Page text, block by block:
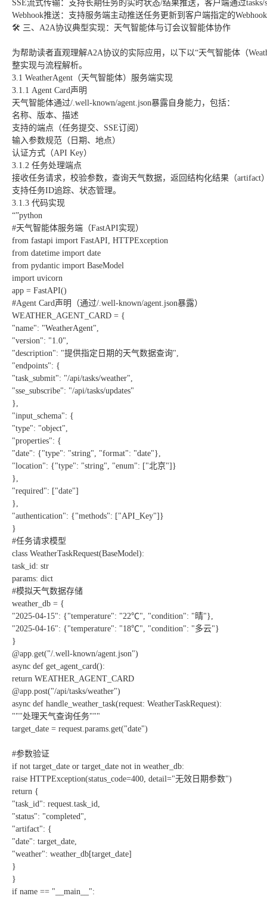
SSE流式传输：支持长期任务的实时状态/结果推送，客户端通过
Webhook推送：支持服务端主动推送任务更新到客户端指定的
🛠️ 三、A2A协议典型实现：天气智能体与订会议智能体协作
为帮助读者直观理解A2A协议的实际应用，以下以“天气智能体（
整实现与流程解析。
3.1 WeatherAgent（天气智能体）服务端实现
3.1.1 Agent Card声明
天气智能体通过/.well-known/agent.json暴露自身能力，包括：
名称、版本、描述
支持的端点（任务提交、SSE订阅）
输入参数规范（日期、地点）
认证方式（API Key）
3.1.2 任务处理端点
接收任务请求，校验参数，查询天气数据，返回结构化结果（artifact
支持任务ID追踪、状态管理。
3.1.3 代码实现
“”python
#天气智能体服务端（FastAPI实现）
from fastapi import FastAPI, HTTPException
from datetime import date
from pydantic import BaseModel
import uvicorn
app = FastAPI()
#Agent Card声明（通过/.well-known/agent.json暴露）
WEATHER_AGENT_CARD = {
"name": "WeatherAgent",
"version": "1.0",
"description": "提供指定日期的天气数据查询",
"endpoints": {
"task_submit": "/api/tasks/weather",
"sse_subscribe": "/api/tasks/updates"
},
"input_schema": {
"type": "object",
"properties": {
"date": {"type": "string", "format": "date"},
"location": {"type": "string", "enum": ["北京"]}
},
"required": ["date"]
},
"authentication": {"methods": ["API_Key"]}
}
#任务请求模型
class WeatherTaskRequest(BaseModel):
task_id: str
params: dict
#模拟天气数据存储
weather_db = {
"2025-04-15": {"temperature": "22℃", "condition": "晴"},
"2025-04-16": {"temperature": "18℃", "condition": "多云"}
}
@app.get("/.well-known/agent.json")
async def get_agent_card():
return WEATHER_AGENT_CARD
@app.post("/api/tasks/weather")
async def handle_weather_task(request: WeatherTaskRequest):
"""处理天气查询任务"""
target_date = request.params.get("date")
#参数验证
if not target_date or target_date not in weather_db:
raise HTTPException(status_code=400, detail="无效日期参数")
return {
"task_id": request.task_id,
"status": "completed",
"artifact": {
"date": target_date,
"weather": weather_db[target_date]
}
}
if name == "__main__":